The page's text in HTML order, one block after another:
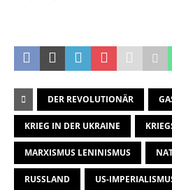
DER REVOLUTIONÄR
KRIEG IN DER UKRAINE
MARXISMUS LENINISMUS
RUSSLAND US-